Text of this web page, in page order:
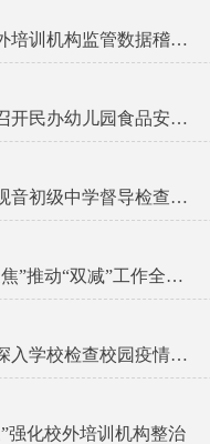
汉台区开展校外培训机构监管数据稽核专项行动
汉台区教体局召开民办幼儿园食品安全工作专题会
刘键到镇巴县观音初级中学督导检查开学工作
汉中市五个“聚焦”推动“双减”工作全面落实
城固县多部门深入学校检查校园疫情防控和线下复课准备工作
强化校外培训机构整治